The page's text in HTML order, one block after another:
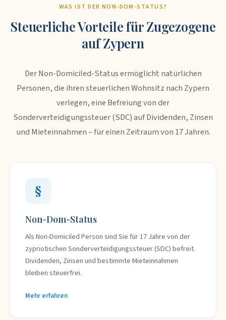
WAS IST DER NON-DOM-STATUS?
Steuerliche Vorteile für Zugezogene
auf Zypern
Der Non-Domiciled-Status ermöglicht natürlichen
Personen, die ihren steuerlichen Wohnsitz nach Zypern
verlegen, eine Befreiung von der
Sonderverteidigungssteuer (SDC) auf Dividenden, Zinsen
und Mieteinnahmen – für einen Zeitraum von 17 Jahren.
§
Non-Dom-Status
Als Non-Domiciled Person sind Sie für 17 Jahre von der
zypriotischen Sonderverteidigungssteuer (SDC) befreit.
Dividenden, Zinsen und bestimmte Mieteinnahmen
bleiben steuerfrei.
Mehr erfahren